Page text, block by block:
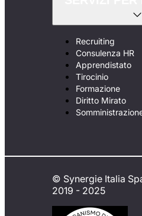
Recruiting
Consulenza HR
Apprendistato
Tirocinio
Formazione
Diritto Mirato
© Synergie Italia
2019 - 2025